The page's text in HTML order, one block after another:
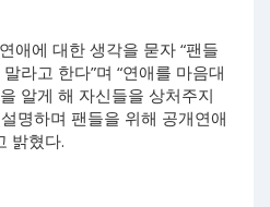
애에 대한 생각을 묻자 “팬들
라고 한다”며 “연애를 마음대
알게 해 자신들을 상처주지
명하며 팬들을 위해 공개연애
밝혔다.